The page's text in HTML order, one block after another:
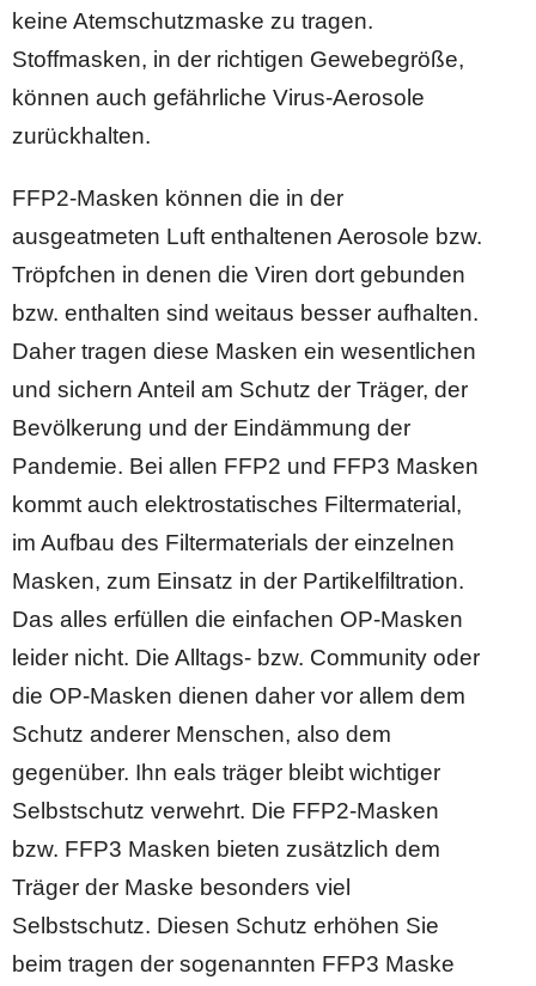
keine Atemschutzmaske zu tragen.
Stoffmasken, in der richtigen Gewebegröße,
können auch gefährliche Virus-Aerosole
zurückhalten.
FFP2-Masken können die in der
ausgeatmeten Luft enthaltenen Aerosole bzw.
Tröpfchen in denen die Viren dort gebunden
bzw. enthalten sind weitaus besser aufhalten.
Daher tragen diese Masken ein wesentlichen
und sichern Anteil am Schutz der Träger, der
Bevölkerung und der Eindämmung der
Pandemie. Bei allen FFP2 und FFP3 Masken
kommt auch elektrostatisches Filtermaterial,
im Aufbau des Filtermaterials der einzelnen
Masken, zum Einsatz in der Partikelfiltration.
Das alles erfüllen die einfachen OP-Masken
leider nicht. Die Alltags- bzw. Community oder
die OP-Masken dienen daher vor allem dem
Schutz anderer Menschen, also dem
gegenüber. Ihn eals träger bleibt wichtiger
Selbstschutz verwehrt. Die FFP2-Masken
bzw. FFP3 Masken bieten zusätzlich dem
Träger der Maske besonders viel
Selbstschutz. Diesen Schutz erhöhen Sie
beim tragen der sogenannten FFP3 Maske